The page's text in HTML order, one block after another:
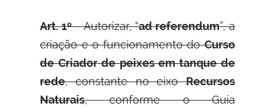
Art. 1º- Autorizar, “ad referendum”, a
criação e o funcionamento doCurso
de Criador de peixes em tanque de
rede, constante no eixoRecursos
Naturais, conforme o Guia